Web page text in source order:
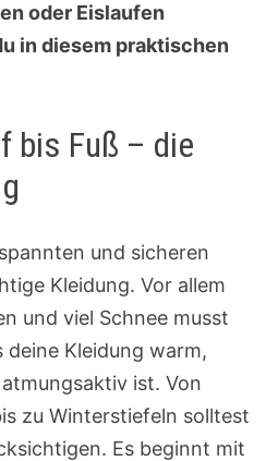
oder Eislaufen
in diesem praktischen
bis Fuß – die
und sicheren
Kleidung. Vor allem
und viel Schnee musst
Kleidung warm,
ist. Von
zu Winterstiefeln solltest
Es beginnt mit